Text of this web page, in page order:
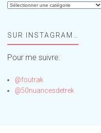
Aide-
!SUR INSTAGRAM…
Pour me suivre:
@foutrak
@50nuancesdetrek